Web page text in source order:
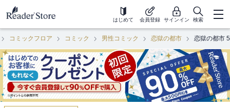
はじめて 会員登録 サインイン 検索
コミックフロア コミック 男性コミック 恋獄の都市 恋獄の都市 5